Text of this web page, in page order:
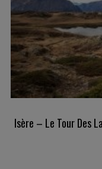
Isère – Le Tour Des